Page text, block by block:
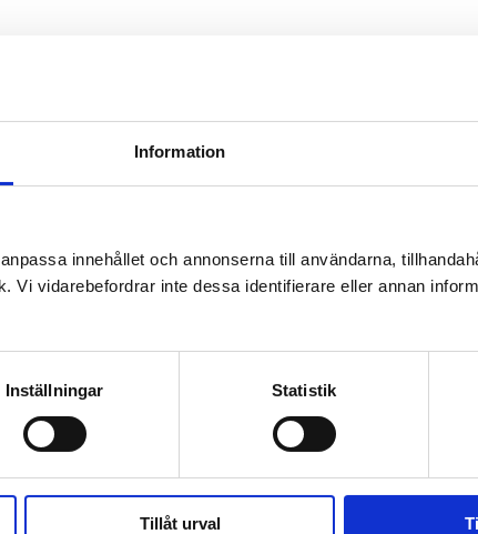
Information
innehållet och annonserna till användarna,
Vi vidarebefordrar inte dessa identifierare eller annan
Inställningar Statistik
Tillåt urval